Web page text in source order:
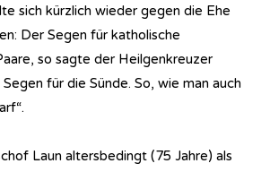
sich kürzlich wieder gegen die Ehe
Der Segen für katholische
so sagte der Heilgenkreuzer
für die Sünde. So, wie man auch
Laun altersbedingt (75 Jahre) als